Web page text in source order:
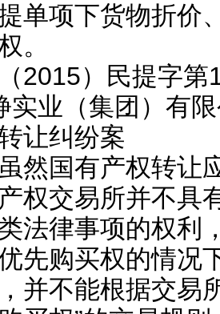
单项下货物折价
。
2015）民提字第
实业（集团）有
让纠纷案
然国有产权转让
权交易所并不具
法律事项的权利
先购买权的情况
并不能根据交易